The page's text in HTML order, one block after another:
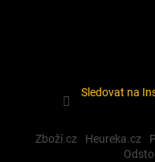
Sledovat na
Zboží.cz Heureka.cz